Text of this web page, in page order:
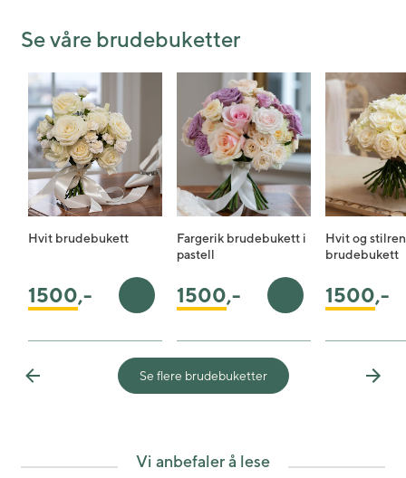
Se våre brudebuketter
Hvit brudebukett
1500,- Legg i handlekurv
Fargerik brudebukett i
pastell
1500,- Legg i handlekurv
Hvit og stilren
brudebukett
1500,-
Previous Next
Se flere brudebuketter
Vi anbefaler å lese